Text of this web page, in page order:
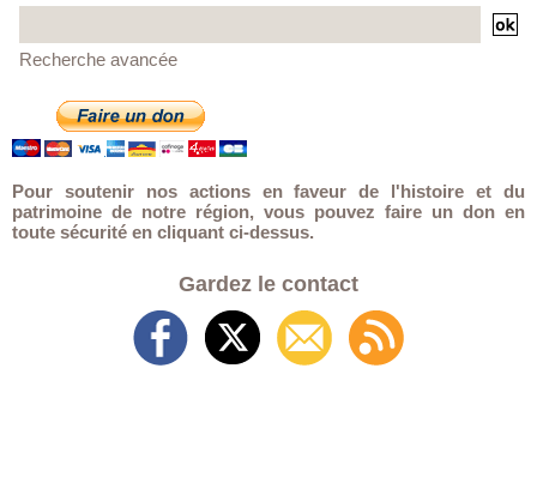
Recherche avancée
Pour soutenir nos actions en faveur de l'histoire et du
patrimoine de notre région, vous pouvez faire un don en
toute sécurité en cliquant ci-dessus.
Gardez le contact